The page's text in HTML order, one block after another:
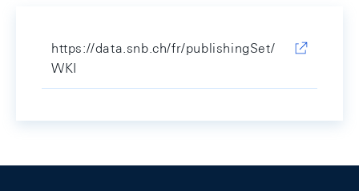
https://data.snb.ch/fr/publishingSet/
WKI